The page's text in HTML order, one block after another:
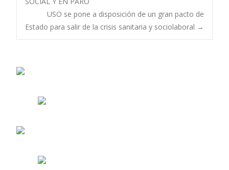
de
entradas
USO se pone a disposición de un gran pacto de
Estado para salir de la crisis sanitaria y sociolaboral →